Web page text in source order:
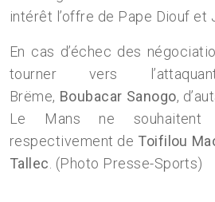
intérêt l’offre de Pape Diouf et
En cas d’échec des
tourner vers
Brëme, Boubacar Sanogo,
Le Mans ne
respectivement de Toifilou
Tallec . (Photo Presse-Sports)